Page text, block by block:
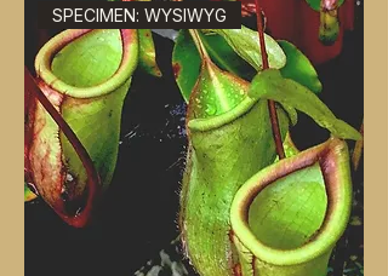
SPECIMEN: WYSIWYG